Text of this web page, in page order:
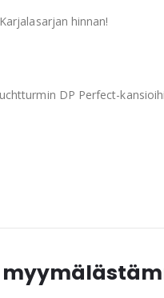
hinnan!
DP Perfect-